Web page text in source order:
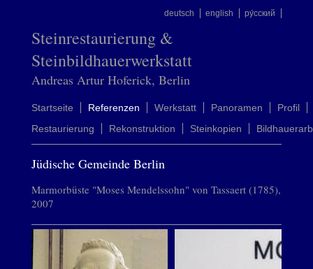
deutsch english ру́сский
Steinrestaurierung &
Steinbildhauerwerkstatt
Andreas Artur Hoferick, Berlin
Startseite Referenzen Werkstatt Panoramen
Profil
Restaurierung
Rekonstruktion Steinkopien
Jüdische Gemeinde Berlin
Marmorbüste "Moses Mendelssohn" von Tassaert (1785),
2007